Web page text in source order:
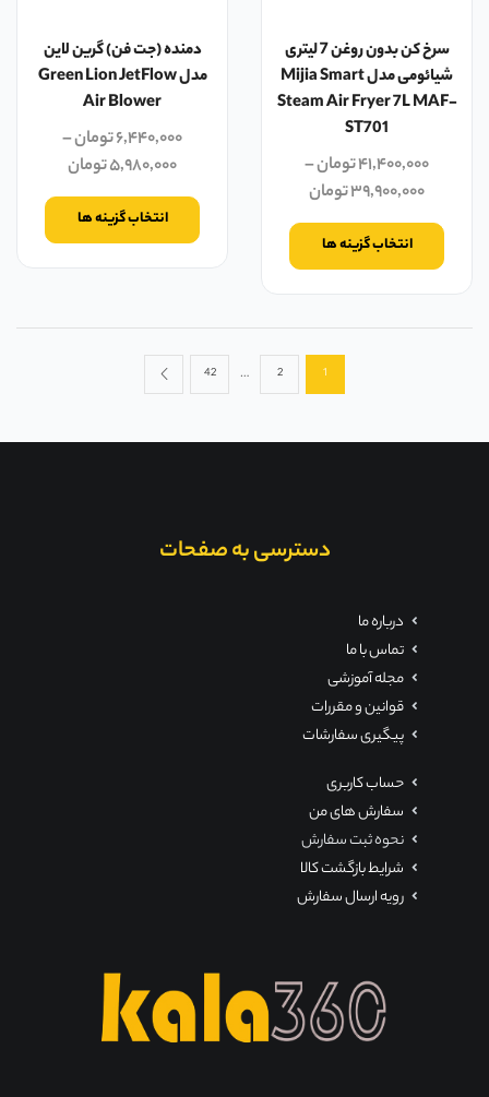
سرخ کن بدون روغن 7 لیتری
شیائومی مدل Mijia Smart
Steam Air Fryer 7L MAF-
ST701
۴۱,۴۰۰,۰۰۰تومان–
۳۹,۹۰۰,۰۰۰تومان
انتخاب گزینه ها
دمنده (جت فن) گرین لاین
مدل Green Lion JetFlow
Air Blower
۶,۴۴۰,۰۰۰تومان–
۵,۹۸۰,۰۰۰تومان
انتخاب گزینه ها
1
2
…
42
دسترسی به صفحات
درباره ما
تماس با ما
مجله آموزشی
قوانین و مقررات
پیگیری سفارشات
حساب کاربری
سفارش های من
نحوه ثبت سفارش
شرایط بازگشت کالا
رویه ارسال سفارش